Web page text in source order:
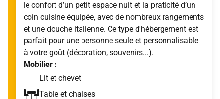
le confort d’un petit espace nuit et la praticité d’un
coin cuisine équipée, avec de nombreux rangements
et une douche italienne. Ce type d'hébergement est
parfait pour une personne seule et personnalisable
à votre goût (décoration, souvenirs...).
Mobilier :
Lit et chevet
Table et chaises